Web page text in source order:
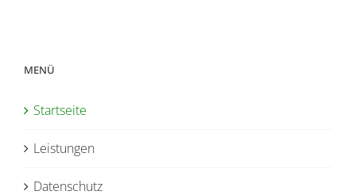
MENÜ
Startseite
Leistungen
Datenschutz